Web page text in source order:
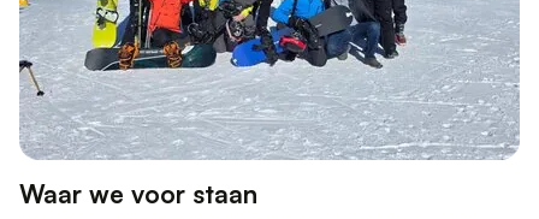
Waar we voor staan